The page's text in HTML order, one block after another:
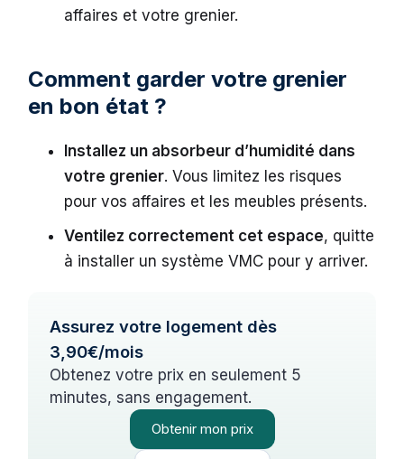
affaires et votre grenier.
Comment garder votre grenier
en bon état ?
Installez un absorbeur d’humidité dans
votre grenier. Vous limitez les risques
pour vos affaires et les meubles présents.
Ventilez correctement cet espace, quitte
à installer un système VMC pour y arriver.
Assurez votre logement dès
3,90€/mois
Obtenez votre prix en seulement 5
minutes, sans engagement.
Obtenir mon prix